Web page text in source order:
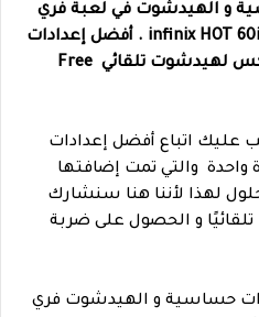
و الهيدشوت في لعبة فري
infinix HOT 60i . أفضل إعدادات
غارينا فري فاير و فري فاير ماكس لهيدشوت تلقائي Free
اتباع أفضل إعدادات
واحدة والتي تمت إضافتها
لهذا لأننا هنا سنشارك
و الحصول على ضربة
حساسية و الهيدشوت فري